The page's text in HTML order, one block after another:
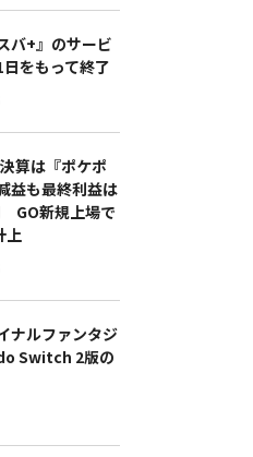
バ+』のサービ
をもって終了
算は『ポケポ
益も最終利益は
GO新規上場で
上
ナルファンタジ
Switch 2版の